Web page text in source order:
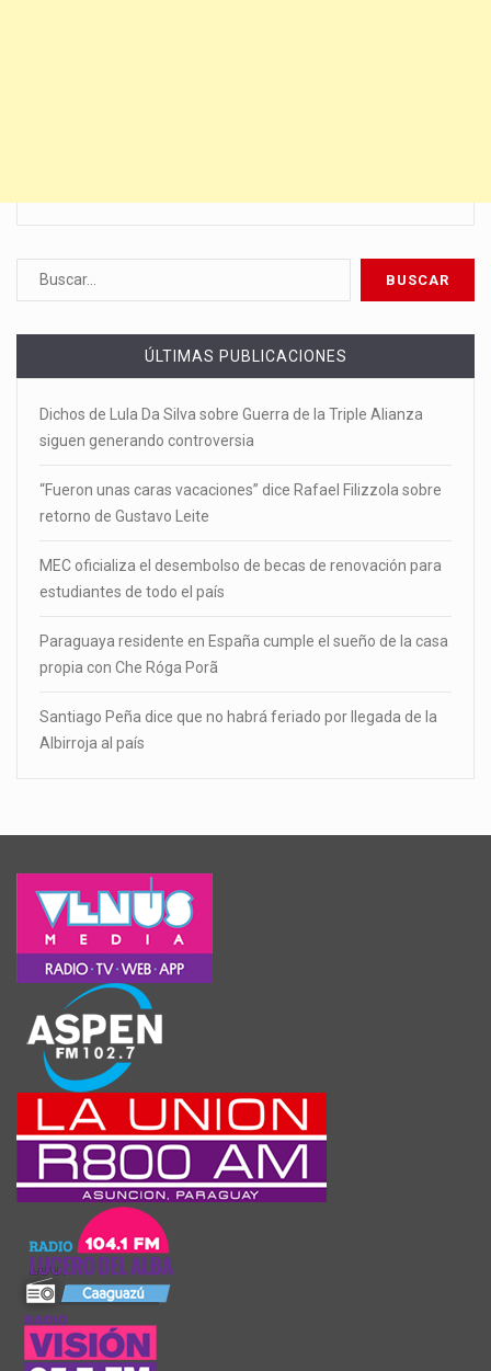
ÚLTIMAS PUBLICACIONES
Dichos de Lula Da Silva sobre Guerra de la Triple Alianza
siguen generando controversia
“Fueron unas caras vacaciones” dice Rafael Filizzola sobre
retorno de Gustavo Leite
MEC oficializa el desembolso de becas de renovación para
estudiantes de todo el país
Paraguaya residente en España cumple el sueño de la casa
propia con Che Róga Porã
Santiago Peña dice que no habrá feriado por llegada de la
Albirroja al país